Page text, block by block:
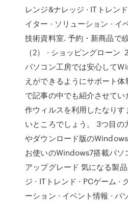
レンジ&ナレッジ · ITトレン
イター · ソリューション · イ
技術資料室. 予約・新商品で
（2） · ショッピングローン
パソコン工房では安心して
えができるようにサポート
で記事の中でも紹介させて
作ウィルスを利用したなり
いところでしょう。 3つ目の
やダウンロード版の
お使いのWindows7搭載パ
アップグレード 気になる製
ジ · ITトレンド · PCゲーム ·
ーション · イベント情報 · パ